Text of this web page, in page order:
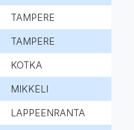
TAMPERE
TAMPERE
KOTKA
MIKKELI
LAPPEENRANTA